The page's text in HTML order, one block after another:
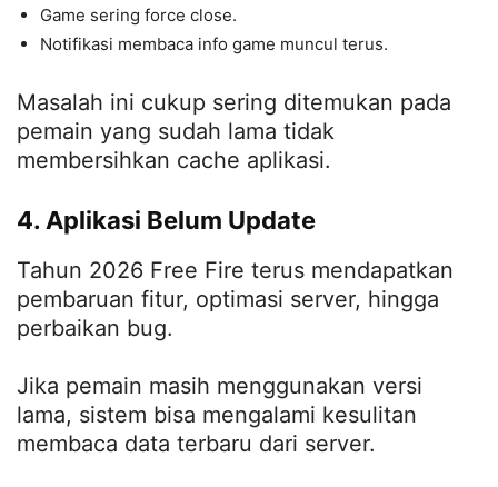
Game sering force close.
Notifikasi membaca info game muncul terus.
Masalah ini cukup sering ditemukan pada
pemain yang sudah lama tidak
membersihkan cache aplikasi.
4. Aplikasi Belum Update
Tahun 2026 Free Fire terus mendapatkan
pembaruan fitur, optimasi server, hingga
perbaikan bug.
Jika pemain masih menggunakan versi
lama, sistem bisa mengalami kesulitan
membaca data terbaru dari server.